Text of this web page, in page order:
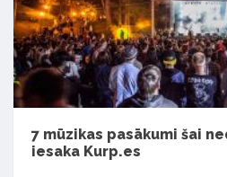
7 mūzikas pasākumi šai
iesaka Kurp.es